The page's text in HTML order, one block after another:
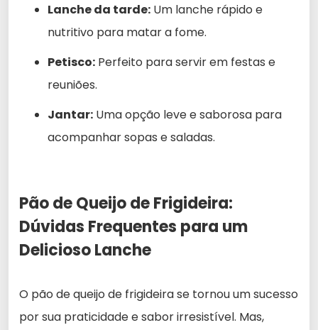
Lanche da tarde: Um lanche rápido e
nutritivo para matar a fome.
Petisco: Perfeito para servir em festas e
reuniões.
Jantar: Uma opção leve e saborosa para
acompanhar sopas e saladas.
Pão de Queijo de Frigideira:
Dúvidas Frequentes para um
Delicioso Lanche
O pão de queijo de frigideira se tornou um sucesso
por sua praticidade e sabor irresistível. Mas,